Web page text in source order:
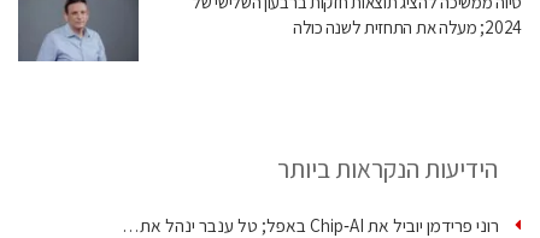
2024; מעלה את התחזית לשנה כולה
הידיעות הנקראות ביותר
רוני פרידמן יוביל את Chip‑AI באפל; טל ענבר ינהל את…